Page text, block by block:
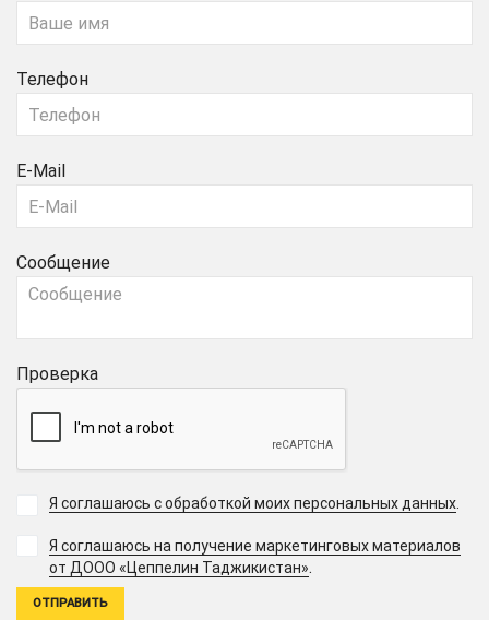
Телефон
E-Mail
Сообщение
Проверка
Я соглашаюсь с обработкой моих персональных данных.
Я соглашаюсь на получение маркетинговых материалов
от ДООО «Цеппелин Таджикистан».